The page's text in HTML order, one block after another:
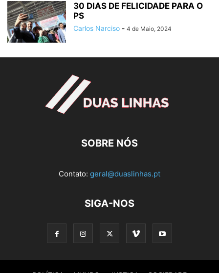
30 DIAS DE FELICIDADE PARA O
PS
Carlos Narciso - 4 de Maio, 2024
SOBRE NÓS
Contato: geral@duaslinhas.pt
SIGA-NOS